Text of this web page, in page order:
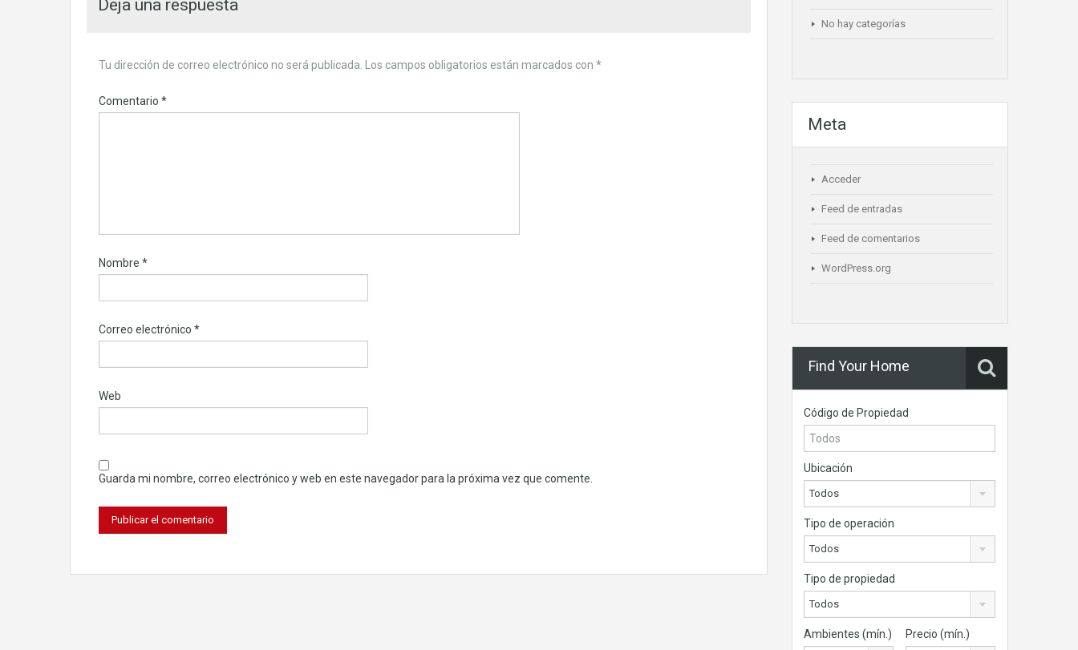
Deja una respuesta
Tu dirección de correo electrónico no será publicada. Los campos obligatorios están marcados con *
Comentario *
Nombre *
Correo electrónico *
Web
Guarda mi nombre, correo electrónico y web en este navegador para la próxima vez que comente.
No hay categorías
Meta
Acceder
Feed de entradas
Feed de comentarios
WordPress.org
Find Your Home
Código de Propiedad
Ubicación
Todos
Tipo de operación
Todos
Tipo de propiedad
Todos
Ambientes (mín.) Precio (mín.)